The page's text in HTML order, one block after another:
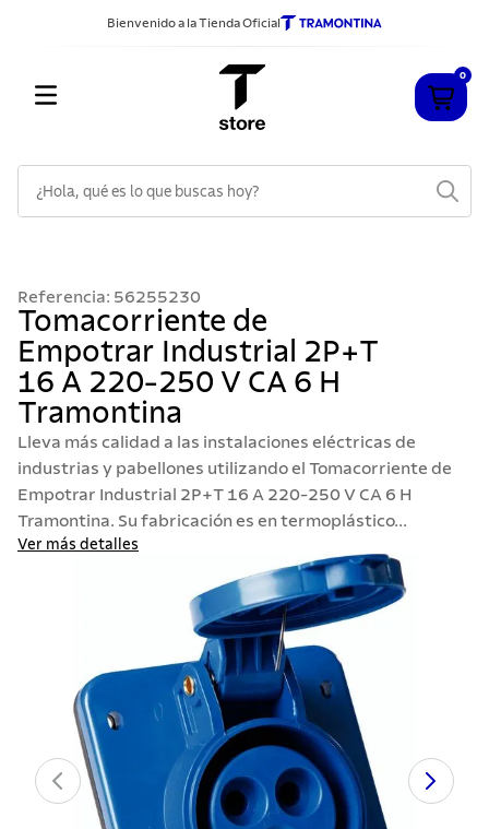
Bienvenido a la Tienda Oficial
0
Referencia: 56255230
Tomacorriente de
Empotrar Industrial 2P+T
16 A 220-250 V CA 6 H
Tramontina
Lleva más calidad a las instalaciones eléctricas de
industrias y pabellones utilizando el Tomacorriente de
Empotrar Industrial 2P+T 16 A 220-250 V CA 6 H
Tramontina. Su fabricación es en termoplástico...
Ver más detalles
2.
sarten
3.
cubiertos
4.
ollas
5 .
acero inoxidable
6.
grano
7.
solar
8.
cuchillo